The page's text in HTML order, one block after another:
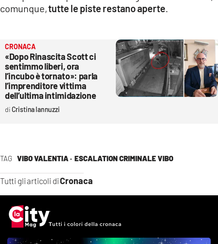
TAG VIBO VALENTIA · ESCALATION CRIMINALE VIBO
Tutti gli articoli diCronaca
comunque,tutte le piste restano aperte
CRONACA
«Dopo Rinascita Scott ci
sentimmo liberi, ora
l’incubo è tornato»: parla
l’imprenditore vittima
dell’ultima intimidazione
Cristina Iannuzzi